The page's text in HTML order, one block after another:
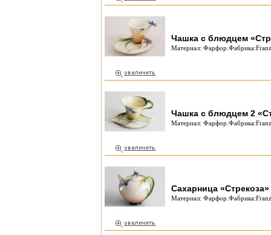
Чашка с блюдцем
Материал:
Чашка с блюдцем 2
Материал:
Сахарница «Стрекоза»
Материал: